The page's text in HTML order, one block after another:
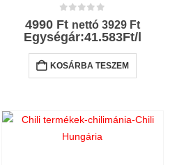
az 5-ből
4990 Ft nettó 3929 Ft
Egységár:41.583Ft/l
KOSÁRBA TESZEM